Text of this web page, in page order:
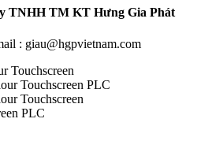
TNHH TM KT Hưng Gia Phát
: giau@hgpvietnam.com
Touchscreen
Touchscreen PLC
Touchscreen
PLC